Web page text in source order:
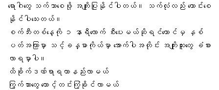
ရောဂါတွေ သက်သာစေဖို့ အကျိုးပြုနိုင်ပါတယ်။ သက်လုံလည်း ကောင်းစေ
နိုင်ပါသေးတယ်။
စက်ဘီးတစ်နေ့ကို ၁ နာရီလောက် စီးပေးမယ်ဆိုရင်တောင်မှ နှစ်
ပတ်အကြာမှာ သင့်ခန္ဓာကိုယ်မှာ အောက်ပါအတိုင်း အကျိုးထူးတွေ ခံစား
လာရမှာပါ။
ထိခိုက်ဒဏ်ရာရတာနည်းလာမယ်
ကြွက်သားတွေ တောင့်တင်းကြံ့ခိုင်လာမယ်